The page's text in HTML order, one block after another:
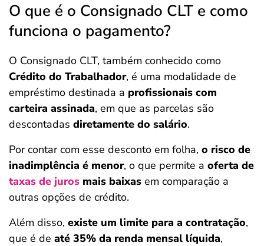
O que é o Consignado CLT e como
funciona o pagamento?
O Consignado CLT, também conhecido como
Crédito do Trabalhador, é uma modalidade de
empréstimo destinada a profissionais com
carteira assinada, em que as parcelas são
descontadas diretamente do salário.
Por contar com esse desconto em folha, o risco de
inadimplência é menor, o que permite a oferta de
taxas de juros mais baixas em comparação a
outras opções de crédito.
Além disso, existe um limite para a contratação,
que é de até 35% da renda mensal líquida,